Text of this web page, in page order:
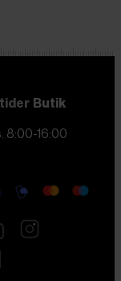
Butik
8:00-16:00